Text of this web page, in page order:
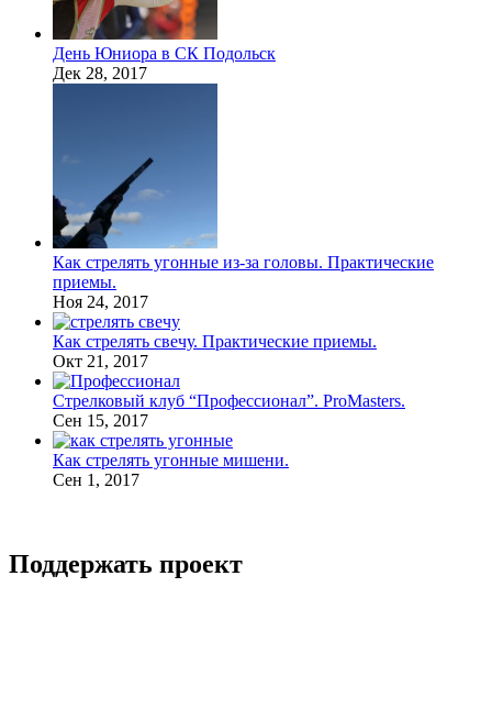
День Юниора в СК Подольск
Дек 28, 2017
Как стрелять угонные из-за головы. Практические
приемы.
Ноя 24, 2017
Как стрелять свечу. Практические приемы.
Окт 21, 2017
Стрелковый клуб “Профессионал”. ProMasters.
Сен 15, 2017
Как стрелять угонные мишени.
Сен 1, 2017
Поддержать проект